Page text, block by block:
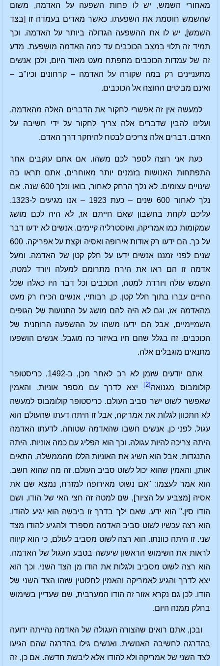
מאחורי השמש, יש לו פחות השפעה על האדמה, משום
שהשמש חוסמת את השפעתו. כאשר מאדים בעמדה זו [בצד
השמש], יש לו את ההשפעה הגדולה ביותר על האדמה. וכך
תמיד זה תלוי במצב הכוכבים עד כמה האדמה מושפעת. מדע
זה של עמדות הכוכבים מתפתח מעט מאוד היום, ולכן אנשים
מתעניינים רק במה שקורה על האדמה – קרחונים וכיו"ב –
ואינם מביטים החוצה אל הכוכבים.
למעשה אין זה אפשרי לחקור את הדברים האלה מהאדמה,
ועלינו להבין שדברים אלה צריך לחקור על ידי חשיבה על
האדם. דברים אלה צריכים לבטח להיחקר דרך האדם.
כעת אני רוצה לספר לכם משהו. אם אתם עוקבים אחר
התפתחות האנושות בזמנים יותר מאוחרים, אתם תראו בה
שינויים עצומים. לא נלך הרחק לאחור, בואו ונלך 600 שנה. אם
נלך לאחור 600 שנים – כעת 1923 – אנו מגיעים ל-1323.
עליכם לקחת בחשבון שאם חייתם אז, לא היה לכם מושג
שמקומות כמו אמריקה, ואוסטרליה קיימים. אנשים לא ידעו דבר
על כך. הם ידעו רק אודות אירופה ואסיה וקצת על אפריקה. 600
שנים לפני זמננו אנשים ידעו על חלק קטן של האדמה. ומעל
אדמה זו הם ראו את הירח מתרומם למעלה ויורד למטה,
השמש עולה ויורדת למטה, הכוכבים וכל דבר היו כאלה שכל
החיים עברו בתוך חלל קטן. כן, רבותיי, אנשים הכירו רק מעט
מהאדמה אז, וגם לא היה להם מושג על התנועות של הגופים
השמיימיים, אבל הם ידעו משהו על ההשפעה הרוחנית של
הכוכבים. זה בגלל שהם חיו באיזור כה מוגבל. אנשים הושפעו
מתנאים מוגבלים אלה.
אתם יודעים שזמן לא רב לאחר מכן, ב-1492, כריסטופר
קולומבוס מגנואה [2]
יצא לדרך עם מספר אוניות, והאמין
שאפשר לשוט ישר סביב העולם. כריסטופר קולומבוס למעשה
לא התכוון לגלות את אמריקה, אבל זו היתה דעתו שהעולם הוא
עגול. לפני כן, אנשים חשבו שהאדמה שטוחה. לדעתו האדמה
היתה צריכה להיות עגולה. וכך הוא הפליג עם כמה אוניות. היתה
התנגדות, אבל הוא השיג את האוניות הללו מהממשלה, התאים
אותן, והאמין שהוא יכול לשוט סביב העולם. זה מה שהוא חשב.
הוא אמר לעצמו: "אם נשוט מאירופה למזרח, נמצא שם את
אסיה [מצביע על הציור], שם למטה זה חצי האי של הודו, ושם
הודו סין." הוא ידע, שאם ילך בדרך זו ביבשה הוא יגיע להודו.
הוא רצה עכשיו לשוט סביב האדמה מספרד ולהגיע להודו מצד
שני. זו היתה כוונתו. הוא רצה לשוט מסביב לעולם, כי הוא קיווה
לראות את השימוש הראשון שיעשה בטבע העגול של האדמה.
הוא רצה לשוט מסביב ולגלות את הודו מן הצד השני. וכך הוא
יצא לדרך והגיע לאמריקה והאמין לחלוטין שזהו הצד השני של
הודו. לכן גם נקרא אזור זה הודו המערבית, שם שעדיין בשימוש
בחלק ממנה היום.
ובכן, אתם רואים שהצורה העגולה של האדמה נהייתה ידועה
בהדרגה לחשיבה האנושית, ואנשים גילו בהדרגה שהם הגיעו
לצד השני של אמריקה ולא להודו אלא ליבשת חדשה. אם כן, זה